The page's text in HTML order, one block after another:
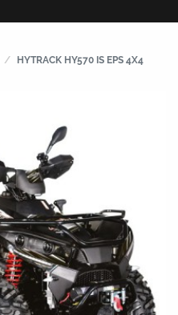
HYTRACK HY570 IS EPS 4X4